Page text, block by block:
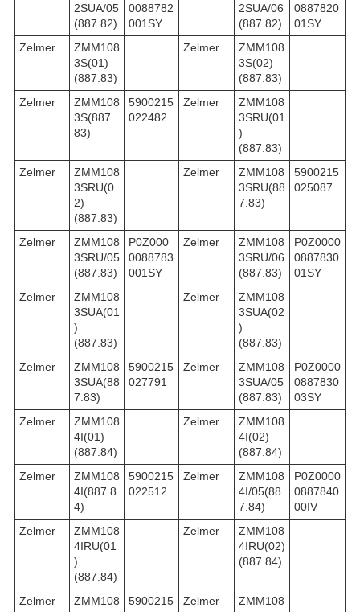
2SUA/05
(887.82)
0088782
001SY
2SUA/06
(887.82)
0887820
01SY
Zelmer
ZMM108
3S(01)
(887.83)
Zelmer
ZMM108
3S(02)
(887.83)
Zelmer
ZMM108
3S(887.
83)
5900215
022482
Zelmer
ZMM108
3SRU(01
)
(887.83)
Zelmer
ZMM108
3SRU(0
2)
(887.83)
Zelmer
ZMM108
3SRU(88
7.83)
5900215
025087
Zelmer
ZMM108
3SRU/05
(887.83)
P0Z000
0088783
001SY
Zelmer
ZMM108
3SRU/06
(887.83)
P0Z0000
0887830
01SY
Zelmer
ZMM108
3SUA(01
)
(887.83)
Zelmer
ZMM108
3SUA(02
)
(887.83)
Zelmer
ZMM108
3SUA(88
7.83)
5900215
027791
Zelmer
ZMM108
3SUA/05
(887.83)
P0Z0000
0887830
03SY
Zelmer
ZMM108
4I(01)
(887.84)
Zelmer
ZMM108
4I(02)
(887.84)
Zelmer
ZMM108
4I(887.8
4)
5900215
022512
Zelmer
ZMM108
4I/05(88
7.84)
P0Z0000
0887840
00IV
Zelmer
ZMM108
4IRU(01
)
(887.84)
Zelmer
ZMM108
4IRU(02)
(887.84)
Zelmer
ZMM108
5900215
Zelmer
ZMM108